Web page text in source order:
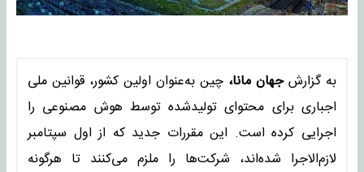
به گزارشجهان مانا، چین به‌عنوان اولین کشور، قوانین ملی
اجباری برای محتوای تولیدشده توسط هوش مصنوعی را
اجرایی کرده است. این مقررات جدید که از اول سپتامبر
لازم‌الاجرا شده‌اند، شرکت‌ها را ملزم می‌کنند تا هرگونه